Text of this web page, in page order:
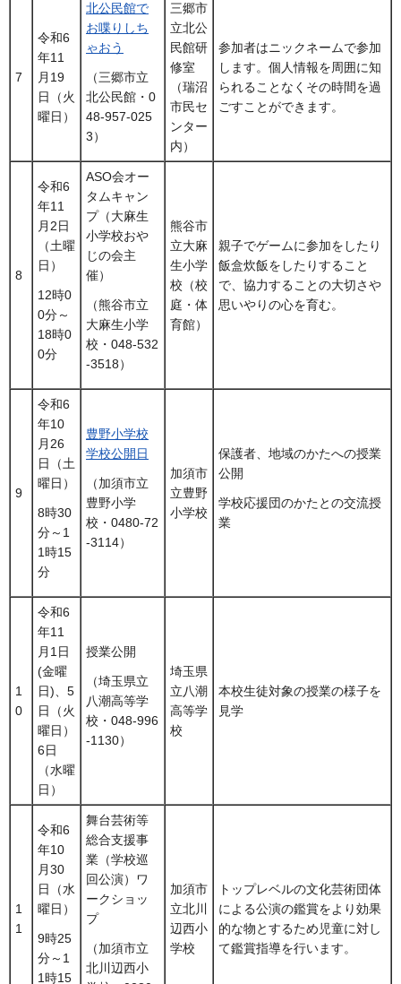
7
令和6
年11
月19
日（火
曜日）
北公民館で
お喋りしち
ゃおう
（三郷市立
北公民館・0
48-957-025
3）
三郷市
立北公
民館研
修室
（瑞沼
市民セ
ンター
内）
参加者はニックネームで参加
します。個人情報を周囲に知
られることなくその時間を過
ごすことができます。
8
令和6
年11
月2日
（土曜
日）
12時0
0分～
18時0
0分
ASO会オー
タムキャン
プ（大麻生
小学校おや
じの会主
催）
（熊谷市立
大麻生小学
校・048-532
-3518）
熊谷市
立大麻
生小学
校（校
庭・体
育館）
親子でゲームに参加をしたり
飯盒炊飯をしたりすること
で、協力することの大切さや
思いやりの心を育む。
9
令和6
年10
月26
日（土
曜日）
8時30
分～1
1時15
分
豊野小学校
学校公開日
（加須市立
豊野小学
校・0480-72
-3114）
加須市
立豊野
小学校
保護者、地域のかたへの授業
公開
学校応援団のかたとの交流授
業
1
0
令和6
年11
月1日
(金曜
日)、5
日（火
曜日）
6日
（水曜
日）
授業公開
（埼玉県立
八潮高等学
校・048-996
-1130）
埼玉県
立八潮
高等学
校
本校生徒対象の授業の様子を
見学
1
1
令和6
年10
月30
日（水
曜日）
9時25
分～1
1時15
舞台芸術等
総合支援事
業（学校巡
回公演）ワ
ークショッ
プ
（加須市立
北川辺西小
加須市
立北川
辺西小
学校
トップレベルの文化芸術団体
による公演の鑑賞をより効果
的な物とするため児童に対し
て鑑賞指導を行います。